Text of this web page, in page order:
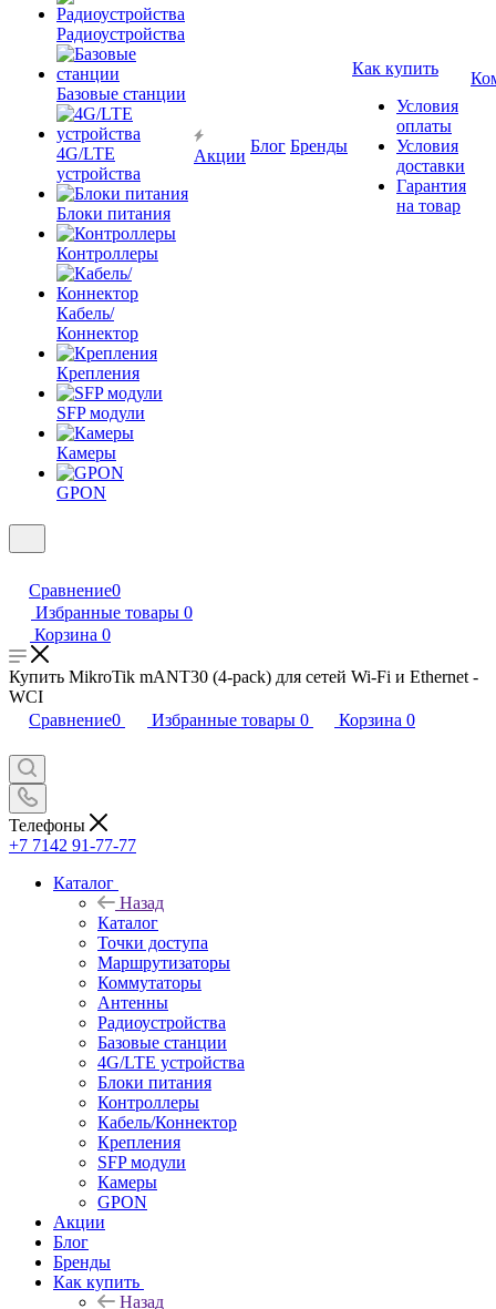
Радиоустройства
Базовые станции
4G/LTE
устройства
Блоки питания
Контроллеры
Кабель/
Коннектор
Крепления
SFP модули
Камеры
GPON
Акции
Блог Бренды
Как купить
Условия
оплаты
Условия
доставки
Гарантия
на товар
Сравнение0
Избранные товары 0
Корзина 0
Купить MikroTik mANT30 (4-pack) для сетей Wi-Fi и Ethernet -
WCI
Сравнение0 Избранные товары 0 Корзина 0
Телефоны
+7 7142 91-77-77
Каталог
Назад
Каталог
Точки доступа
Маршрутизаторы
Коммутаторы
Антенны
Радиоустройства
Базовые станции
4G/LTE устройства
Блоки питания
Контроллеры
Кабель/Коннектор
Крепления
SFP модули
Камеры
GPON
Акции
Блог
Бренды
Как купить
Назад